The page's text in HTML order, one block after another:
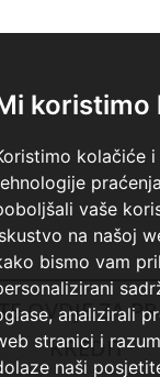
koristimo
kolačiće
vaše
na našoj
bismo vam
analizirali
stranici i
naši
OVDJE ZA
KREDIT